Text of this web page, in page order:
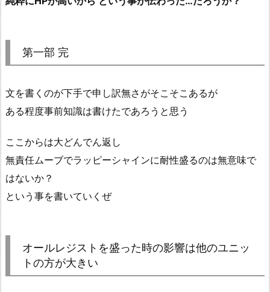
第一部 完
文を書くのが下手で申し訳無さがそこそこあるが
ある程度事前知識は書けたであろうと思う
ここからは大どんでん返し
無責任ムーブでラッピーシャインに耐性盛るのは無意味で
はないか？
という事を書いていくぜ
オールレジストを盛った時の影響は他のユニッ
トの方が大きい